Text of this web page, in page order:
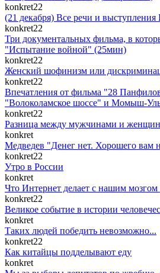
konkret22
(21 декабря) Все речи и
konkret22
Три документальных фильма, в
"Испытание войной" (25мин)
konkret22
Женский шофинизм или
konkret22
Впечатления от фильма "28
"Волоколамское шоссе" и Момыш-
konkret22
Разница между мужчинами и
konkret
Медведев "Денег нет. Хорошего вам
konkret22
Утро в России
konkret
Что Интернет делает с нашим
konkret22
Великое событие в истории
konkret
Таких людей победить невозможно...
konkret22
Как китайцы подделывают еду
konkret